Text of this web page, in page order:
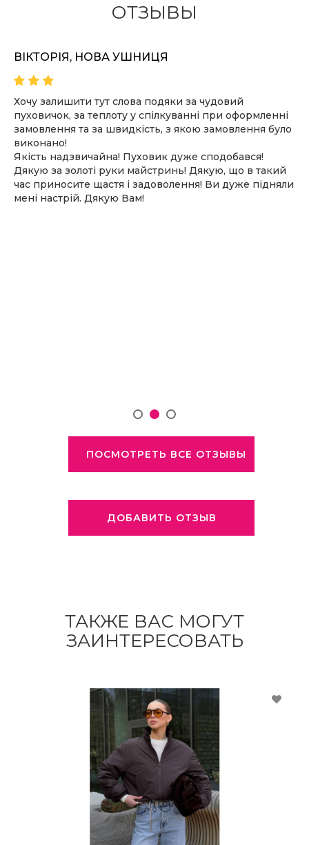
ПОДРОБНЕЕ
ОТЗЫВЫ
ВІКТОРІЯ, НОВА УШНИЦЯ
Хочу залишити тут слова подяки за чудовий
пуховичок, за теплоту у спілкуванні при оформленні
замовлення та за швидкість, з якою замовлення було
виконано!
Якість надзвичайна! Пуховик дуже сподобався!
Дякую за золоті руки майстринь! Дякую, що в такий
час приносите щастя і задоволення! Ви дуже підняли
мені настрій. Дякую Вам!
ПОСМОТРЕТЬ ВСЕ ОТЗЫВЫ
ДОБАВИТЬ ОТЗЫВ
ТАКЖЕ ВАС МОГУТ
ЗАИНТЕРЕСОВАТЬ